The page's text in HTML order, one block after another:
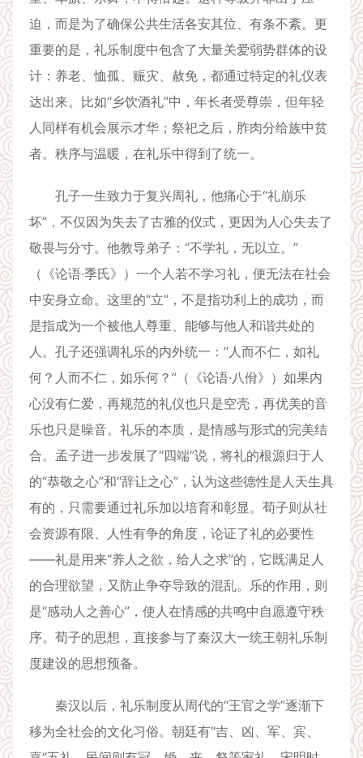
迫，而是为了确保公共生活各安其位、有条不紊。更
重要的是，礼乐制度中包含了大量关爱弱势群体的设
计：养老、恤孤、赈灾、赦免，都通过特定的礼仪表
达出来。比如“乡饮酒礼”中，年长者受尊崇，但年轻
人同样有机会展示才华；祭祀之后，胙肉分给族中贫
者。秩序与温暖，在礼乐中得到了统一。
孔子一生致力于复兴周礼，他痛心于“礼崩乐
坏”，不仅因为失去了古雅的仪式，更因为人心失去了
敬畏与分寸。他教导弟子：“不学礼，无以立。”
（《论语·季氏》）一个人若不学习礼，便无法在社会
中安身立命。这里的“立”，不是指功利上的成功，而
是指成为一个被他人尊重、能够与他人和谐共处的
人。孔子还强调礼乐的内外统一：“人而不仁，如礼
何？人而不仁，如乐何？”（《论语·八佾》）如果内
心没有仁爱，再规范的礼仪也只是空壳，再优美的音
乐也只是噪音。礼乐的本质，是情感与形式的完美结
合。孟子进一步发展了“四端”说，将礼的根源归于人
的“恭敬之心”和“辞让之心”，认为这些德性是人天生具
有的，只需要通过礼乐加以培育和彰显。荀子则从社
会资源有限、人性有争的角度，论证了礼的必要性
——礼是用来“养人之欲，给人之求”的，它既满足人
的合理欲望，又防止争夺导致的混乱。乐的作用，则
是“感动人之善心”，使人在情感的共鸣中自愿遵守秩
序。荀子的思想，直接参与了秦汉大一统王朝礼乐制
度建设的思想预备。
秦汉以后，礼乐制度从周代的“王官之学”逐渐下
移为全社会的文化习俗。朝廷有“吉、凶、军、宾、